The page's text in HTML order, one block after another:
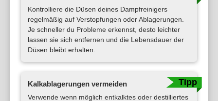
Kontrolliere die Düsen deines Dampfreinigers
regelmäßig auf Verstopfungen oder Ablagerungen.
Je schneller du Probleme erkennst, desto leichter
lassen sie sich entfernen und die Lebensdauer der
Düsen bleibt erhalten.
Kalkablagerungen vermeiden
Verwende wenn möglich entkalktes oder destilliertes